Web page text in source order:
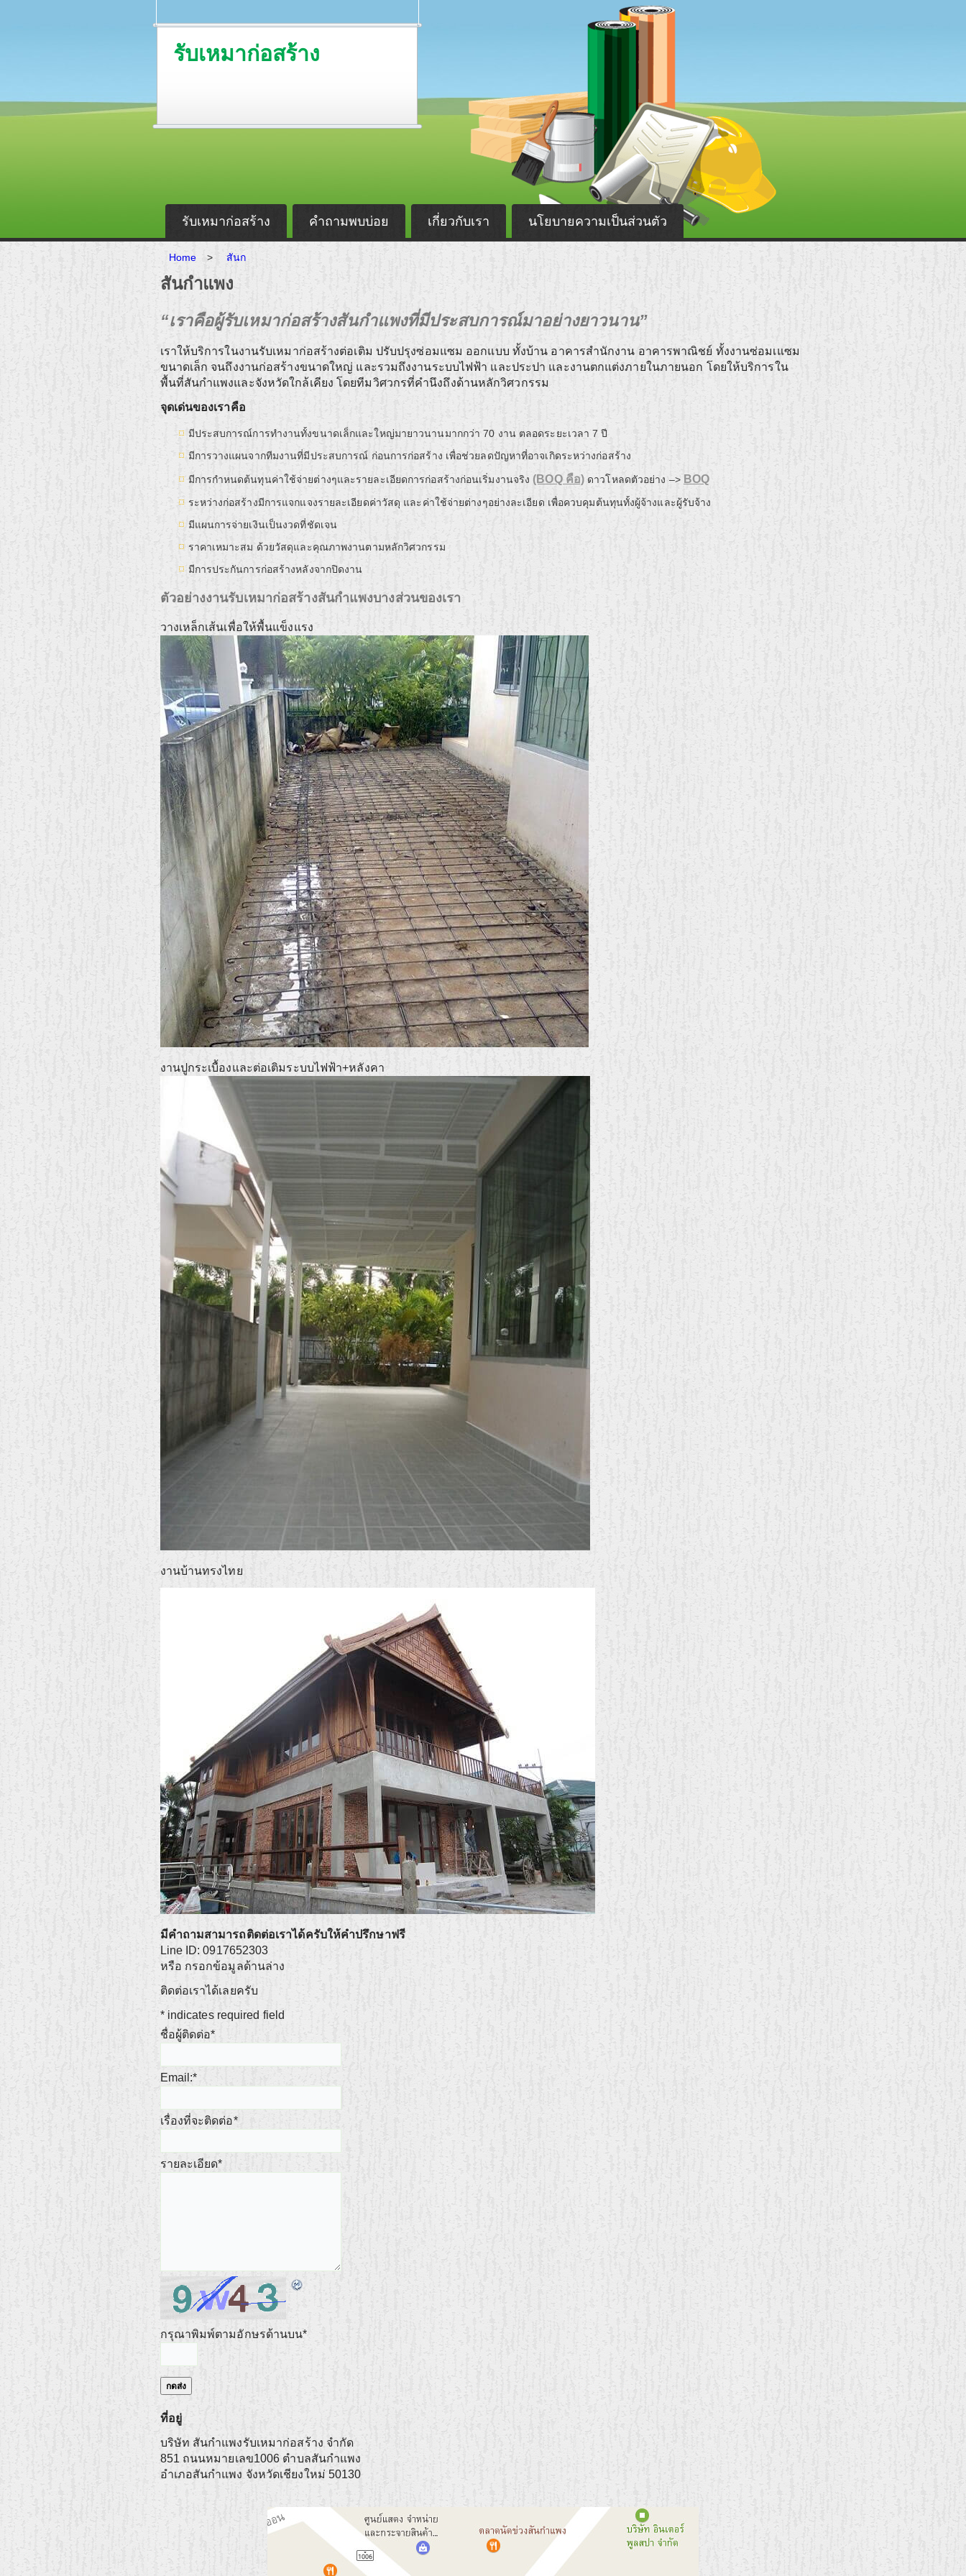
รับเหมาก่อสร้าง
รับเหมาก่อสร้าง คำถามพบบ่อย เกี่ยวกับเรา นโยบายความเป็นส่วนตัว
Home > สันก
สันกำแพง
“เราคือผู้รับเหมาก่อสร้างสันกำแพงที่มีประสบการณ์มาอย่างยาวนาน”
เราให้บริการในงานรับเหมาก่อสร้างต่อเติม ปรับปรุงซ่อมแซม ออกแบบ ทั้งบ้าน อาคารสำนักงาน อาคารพาณิชย์ ทั้งงานซ่อมเแซม
ขนาดเล็ก จนถึงงานก่อสร้างขนาดใหญ่ และรวมถึงงานระบบไฟฟ้า และประปา และงานตกแต่งภายในภายนอก โดยให้บริการใน
พื้นที่สันกำแพงและจังหวัดใกล้เคียง โดยทีมวิศวกรที่คำนึงถึงด้านหลักวิศวกรรม
จุดเด่นของเราคือ
มีประสบการณ์การทำงานทั้งขนาดเล็กและใหญ่มายาวนานมากกว่า 70 งาน ตลอดระยะเวลา 7 ปี
มีการวางแผนจากทีมงานที่มีประสบการณ์ ก่อนการก่อสร้าง เพื่อช่วยลดปัญหาที่อาจเกิดระหว่างก่อสร้าง
มีการกำหนดต้นทุนค่าใช้จ่ายต่างๆและรายละเอียดการก่อสร้างก่อนเริ่มงานจริง (BOQ คือ) ดาวโหลดตัวอย่าง –> BOQ
ระหว่างก่อสร้างมีการแจกแจงรายละเอียดค่าวัสดุ และค่าใช้จ่ายต่างๆอย่างละเอียด เพื่อควบคุมต้นทุนทั้งผู้จ้างและผู้รับจ้าง
มีแผนการจ่ายเงินเป็นงวดที่ชัดเจน
ราคาเหมาะสม ด้วยวัสดุและคุณภาพงานตามหลักวิศวกรรม
มีการประกันการก่อสร้างหลังจากปิดงาน
ตัวอย่างงานรับเหมาก่อสร้างสันกำแพงบางส่วนของเรา
วางเหล็กเส้นเพื่อให้พื้นแข็งแรง
งานปูกระเบื้องและต่อเติมระบบไฟฟ้า+หลังคา
งานบ้านทรงไทย
มีคำถามสามารถติดต่อเราได้ครับให้คำปรึกษาฟรี
Line ID: 0917652303
หรือ กรอกข้อมูลด้านล่าง
ติดต่อเราได้เลยครับ
* indicates required field
ชื่อผู้ติดต่อ*
Email:*
เรื่องที่จะติดต่อ*
รายละเอียด*
กรุณาพิมพ์ตามอักษรด้านบน*
ที่อยู่
บริษัท สันกำแพงรับเหมาก่อสร้าง จำกัด
851 ถนนหมายเลข1006 ตำบลสันกำแพง
อำเภอสันกำแพง จังหวัดเชียงใหม่ 50130